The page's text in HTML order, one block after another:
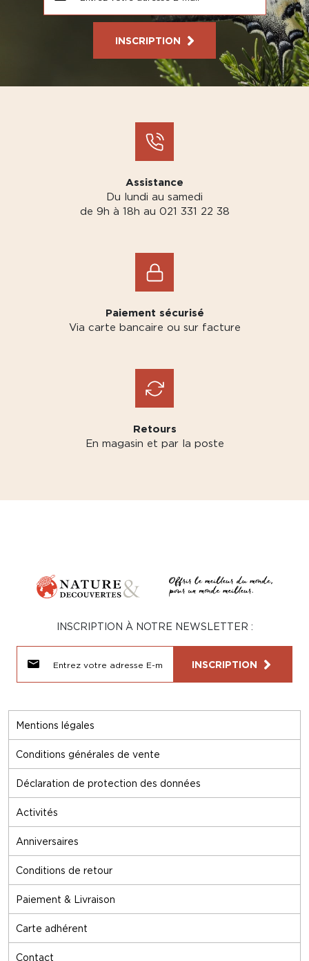
INSCRIPTION
Assistance
Du lundi au samedi
de 9h à 18h au 021 331 22 38
Paiement sécurisé
Via carte bancaire ou sur facture
Retours
En magasin et par la poste
Mentions légales
Conditions générales de vente
Déclaration de protection des données
Activités
Anniversaires
Conditions de retour
Paiement & Livraison
Carte adhérent
Contact
INSCRIPTION À NOTRE NEWSLETTER :
INSCRIPTION